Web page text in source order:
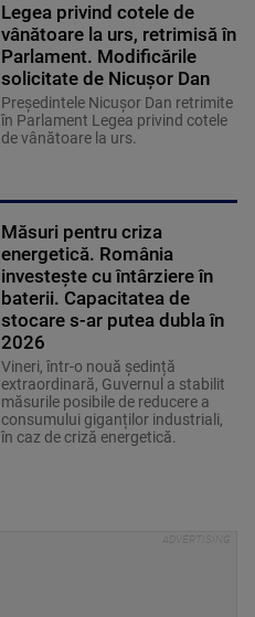
Legea privind cotele de
vânătoare la urs, retrimisă în
Parlament. Modificările
solicitate de Nicușor Dan
Președintele Nicușor Dan retrimite
în Parlament Legea privind cotele
de vânătoare la urs.
Măsuri pentru criza
energetică. România
investește cu întârziere în
baterii. Capacitatea de
stocare s-ar putea dubla în
2026
Vineri, într-o nouă ședință
extraordinară, Guvernul a stabilit
măsurile posibile de reducere a
consumului giganților industriali,
în caz de criză energetică.